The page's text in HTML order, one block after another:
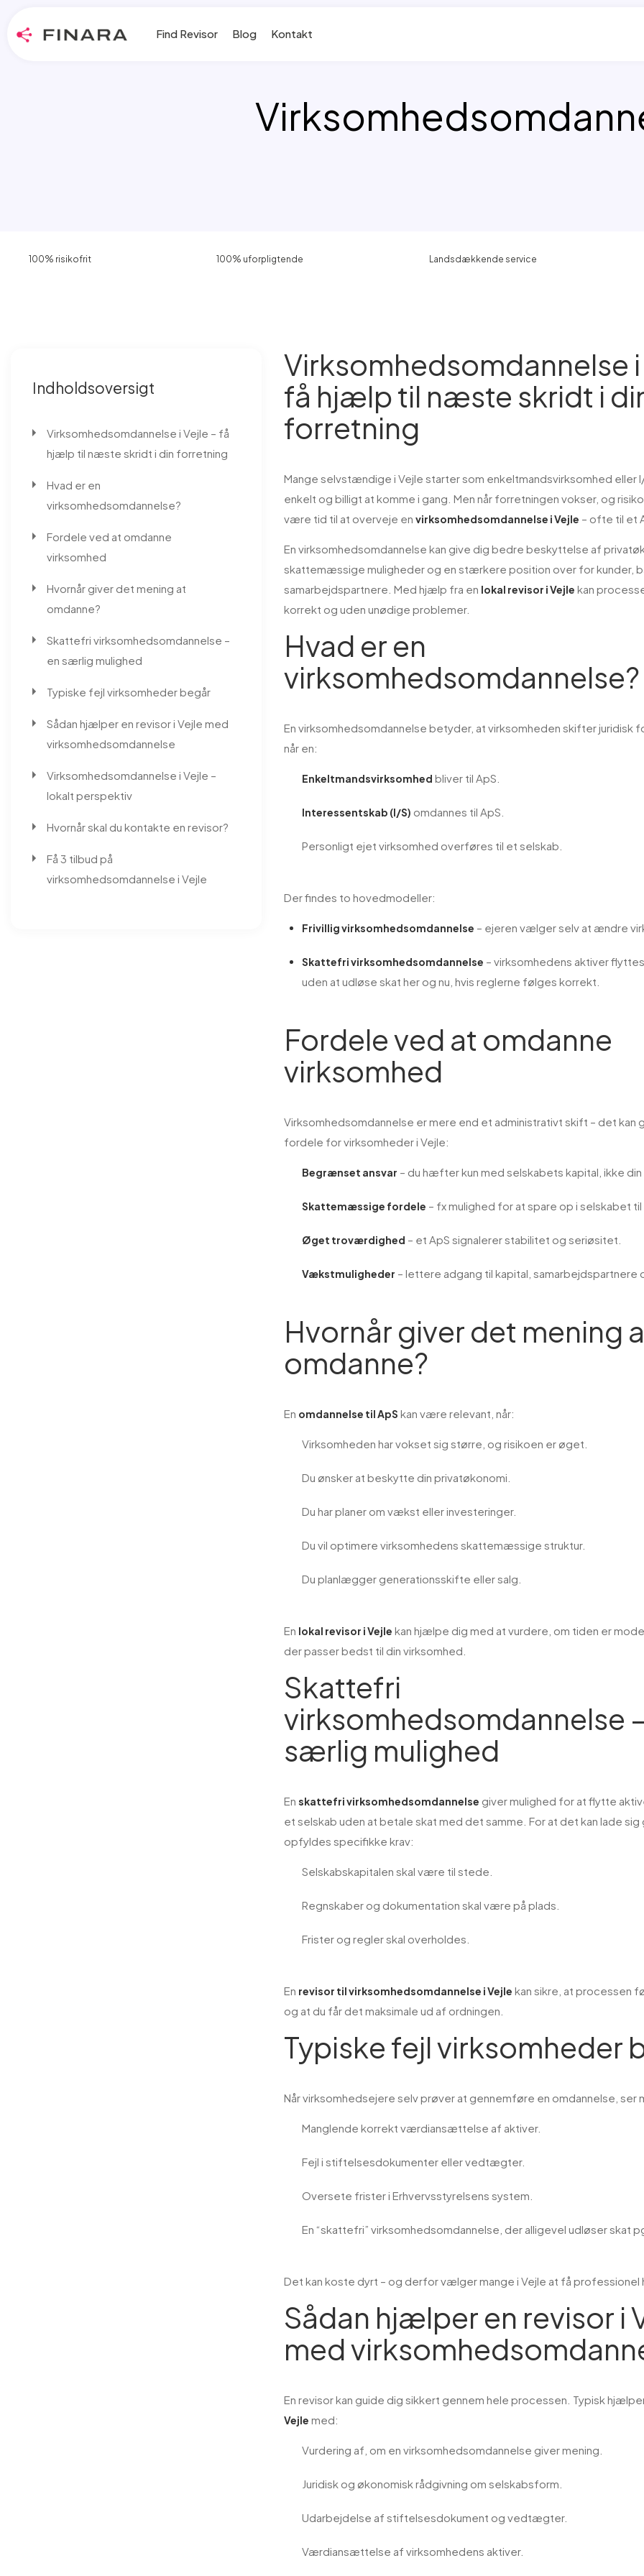
Find Revisor Blog Kontakt
100% risikofrit 100% uforpligtende Landsdækkende service
Indholdsoversigt
Virksomhedsomdannelse i Vejle – få
hjælp til næste skridt i din forretning
Hvad er en
virksomhedsomdannelse?
Fordele ved at omdanne
virksomhed
Hvornår giver det mening at
omdanne?
Skattefri virksomhedsomdannelse –
en særlig mulighed
Typiske fejl virksomheder begår
Sådan hjælper en revisor i Vejle med
virksomhedsomdannelse
Virksomhedsomdannelse i Vejle –
lokalt perspektiv
Hvornår skal du kontakte en revisor?
Få 3 tilbud på
virksomhedsomdannelse i Vejle
Virksomhedsomdannelse i
få hjælp til næste skridt i
forretning
Mange selvstændige i Vejle starter som enkeltmandsvirksomhed eller
enkelt og billigt at komme i gang. Men når forretningen vokser, og
være tid til at overveje en virksomhedsomdannelse i Vejle – ofte til et
En virksomhedsomdannelse kan give dig bedre beskyttelse af
skattemæssige muligheder og en stærkere position over for kunder,
samarbejdspartnere. Med hjælp fra en lokal revisor i Vejle kan
korrekt og uden unødige problemer.
Hvad er en
virksomhedsomdannelse?
En virksomhedsomdannelse betyder, at virksomheden skifter juridisk
når en:
Enkeltmandsvirksomhed bliver til ApS.
Interessentskab (I/S) omdannes til ApS.
Personligt ejet virksomhed overføres til et selskab.
Der findes to hovedmodeller:
Frivillig virksomhedsomdannelse – ejeren vælger selv at ændre
Skattefri virksomhedsomdannelse – virksomhedens aktiver
uden at udløse skat her og nu, hvis reglerne følges korrekt.
Fordele ved at omdanne
virksomhed
Virksomhedsomdannelse er mere end et administrativt skift – det kan
fordele for virksomheder i Vejle:
Begrænset ansvar – du hæfter kun med selskabets kapital, ikke
Skattemæssige fordele – fx mulighed for at spare op i selskabet
Øget troværdighed – et ApS signalerer stabilitet og seriøsitet.
Vækstmuligheder – lettere adgang til kapital, samarbejdspartnere
Hvornår giver det mening
omdanne?
En omdannelse til ApS kan være relevant, når:
Virksomheden har vokset sig større, og risikoen er øget.
Du ønsker at beskytte din privatøkonomi.
Du har planer om vækst eller investeringer.
Du vil optimere virksomhedens skattemæssige struktur.
Du planlægger generationsskifte eller salg.
En lokal revisor i Vejle kan hjælpe dig med at vurdere, om tiden er
der passer bedst til din virksomhed.
Skattefri
virksomhedsomdannelse
særlig mulighed
En skattefri virksomhedsomdannelse giver mulighed for at flytte
et selskab uden at betale skat med det samme. For at det kan lade sig
opfyldes specifikke krav:
Selskabskapitalen skal være til stede.
Regnskaber og dokumentation skal være på plads.
Frister og regler skal overholdes.
En revisor til virksomhedsomdannelse i Vejle kan sikre, at processen
og at du får det maksimale ud af ordningen.
Typiske fejl virksomheder
Når virksomhedsejere selv prøver at gennemføre en omdannelse, ser
Manglende korrekt værdiansættelse af aktiver.
Fejl i stiftelsesdokumenter eller vedtægter.
Oversete frister i Erhvervsstyrelsens system.
En “skattefri” virksomhedsomdannelse, der alligevel udløser skat
Det kan koste dyrt – og derfor vælger mange i Vejle at få professionel
Sådan hjælper en revisor i
med
En revisor kan guide dig sikkert gennem hele processen. Typisk
Vejle med:
Vurdering af, om en virksomhedsomdannelse giver mening.
Juridisk og økonomisk rådgivning om selskabsform.
Udarbejdelse af stiftelsesdokument og vedtægter.
Værdiansættelse af virksomhedens aktiver.